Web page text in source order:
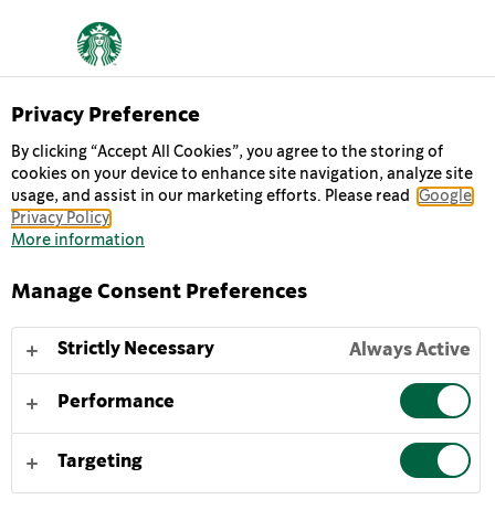
Starbucks® Chilled Coffee
TUOTTEEMME
Starbucks® Chilled Classics
Starbucks Doubleshot® Espresso
TIETOA MEISTÄ
Tietoa meistä
Ympäristöystävällisyys
Privacy Preference
By clicking “Accept All Cookies”, you agree to the storing of
cookies on your device to enhance site navigation, analyze site
usage, and assist in our marketing efforts. Please read
Google
Privacy Policy
More information
Manage Consent Preferences
Strictly Necessary Always Active
Performance
Targeting